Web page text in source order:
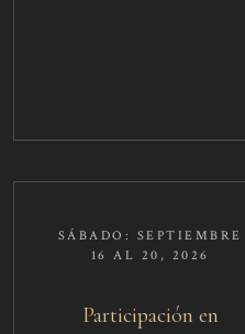
SÁBADO: SEPTIEMBRE
16 AL 20, 2026
Participación en